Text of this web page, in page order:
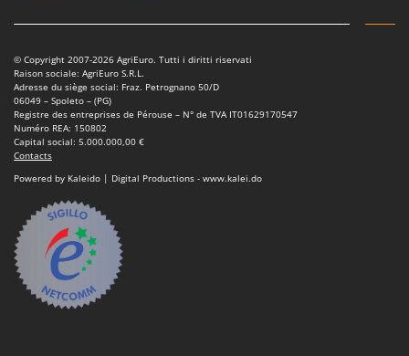
Sécateurs pneumatiques
Semoirs et Épandeurs d'engrais
Socs pour tracteur
Souffleurs aspirateurs pour Feuilles
Soufreuses - Poudreuses à dos
Soufreuses - Poudreuses pour tracteur
T
Taille-haies
Taille-haies à bras pour tracteur
Tarières
J JOLLY ITALIA
K
KAAZ
Karcher
Kasco
Kemper
Keter
KitchenAid
Komo
© Copyright 2007-2026 AgriEuro. Tutti i diritti riservati
Raison sociale: AgriEuro S.R.L.
Adresse du siège social: Fraz. Petrognano 50/D
06049 – Spoleto – (PG)
Registre des entreprises de Pérouse – N° de TVA IT01629170547
Numéro REA: 150802
Capital social: 5.000.000,00 €
Contacts
Powered by Kaleido | Digital Productions - www.kalei.do